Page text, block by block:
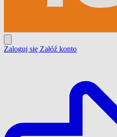
Zaloguj się Załóź konto